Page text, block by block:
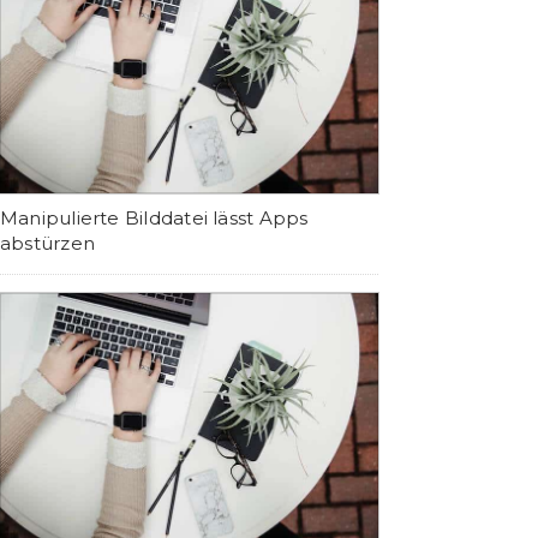
Manipulierte Bilddatei lässt Apps
abstürzen